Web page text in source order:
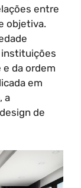
entre
objetiva.
instituições
da ordem
em
a
de